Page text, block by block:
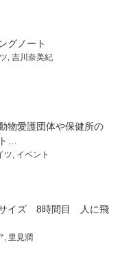
グノート
吉川奈美紀
物愛護団体や保健所の
…
ツ イベント
サイズ 8時間目 人に飛
里見潤